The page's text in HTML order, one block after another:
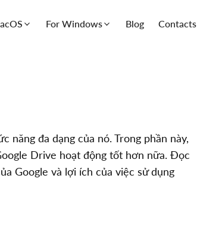
For Windows Blog Contacts
năng đa dạng của nó. Trong phần này,
Drive hoạt động tốt hơn nữa. Đọc
Google và lợi ích của việc sử dụng